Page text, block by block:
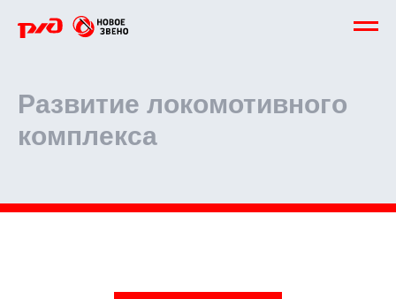
Развитие локомотивного
комплекса